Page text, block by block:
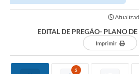
EDITAL DE PREGÃO- PLANO
Imprimir
3